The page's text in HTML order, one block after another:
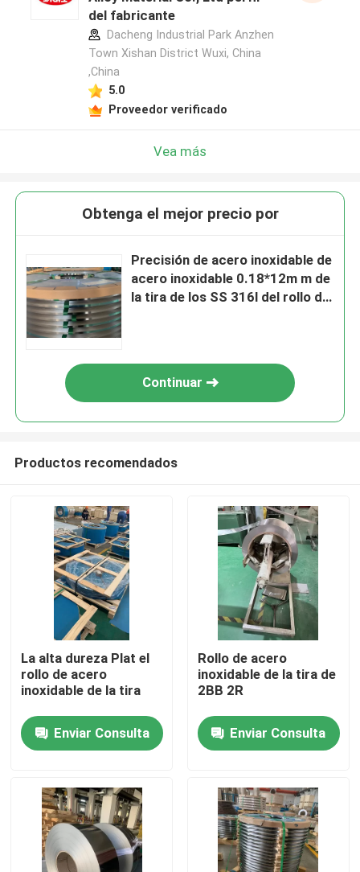
Hogar
Productos
Vídeos
Sobre nosotros
Viaje de la fábrica
del fabricante
Dacheng Industrial Park Anzhen
Town Xishan District Wuxi, China
,China
5.0
Proveedor verificado
Vea más
Obtenga el mejor precio por
Precisión de acero inoxidable de
acero inoxidable 0.18*12m m de
la tira de los SS 316l del rollo de
Continuar
Productos recomendados
La alta dureza Plat el
rollo de acero
inoxidable de la tira
Enviar Consulta
Rollo de acero
inoxidable de la tira de
2BB 2R
Enviar Consulta